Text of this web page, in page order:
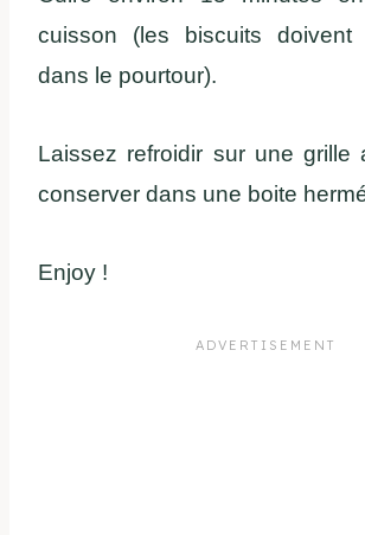
cuisson (les biscuits doivent
dans le pourtour).
Laissez refroidir sur une grille
conserver dans une boite
Enjoy !